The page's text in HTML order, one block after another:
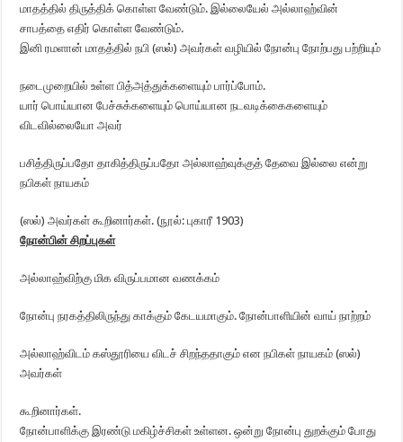
மாதத்தில் திருத்திக் கொள்ள வேண்டும். இல்லையேல் அல்லாஹ்வின்
சாபத்தை எதிர் கொள்ள வேண்டும்.
இனி ரமளான் மாதத்தில் நபி (ஸல்) அவர்கள் வழியில் நோன்பு நோற்பது பற்றியும்
நடைமுறையில் உள்ள பித்அத்துக்களையும் பார்ப்போம்.
யார் பொய்யான பேச்சுக்களையும் பொய்யான நடவடிக்கைகளையும்
விடவில்லையோ அவர்
பசித்திருப்பதோ தாகித்திருப்பதோ அல்லாஹ்வுக்குத் தேவை இல்லை என்று
நபிகள் நாயகம்
(ஸல்) அவர்கள் கூறினார்கள். (நூல்: புகாரீ 1903)
நோன்பின் சிறப்புகள்
அல்லாஹ்விற்கு மிக விருப்பமான வணக்கம்
நோன்பு நரகத்திலிருந்து காக்கும் கேடயமாகும். நோன்பாளியின் வாய் நாற்றம்
அல்லாஹ்விடம் கஸ்தூரியை விடச் சிறந்ததாகும் என நபிகள் நாயகம் (ஸல்)
அவர்கள்
கூறினார்கள்.
நோன்பாளிக்கு இரண்டு மகிழ்ச்சிகள் உள்ளன. ஒன்று நோன்பு துறக்கும் போது